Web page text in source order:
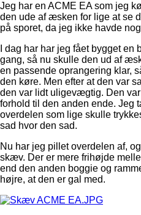
Jeg har en ACME EA som jeg
den ude af æsken for lige at se
på sporet, da jeg ikke havde
I dag har har jeg fået bygget
gang, så nu skulle den ud af
en passende oprangering klar,
den køre. Men efter at den var
den var lidt uligevægtig. Den
forhold til den anden ende. Jeg
overdelen som lige skulle
sad hvor den sad.
Nu har jeg pillet overdelen af,
skæv. Der er mere frihøjde
end den anden boggie og
højre, at den er gal med.